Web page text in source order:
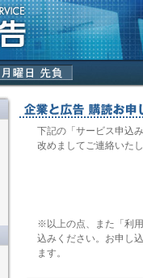
下記の「サービス申込
改めましてご連絡いた
※以上の点、また「利
込みください。お申し
ます。